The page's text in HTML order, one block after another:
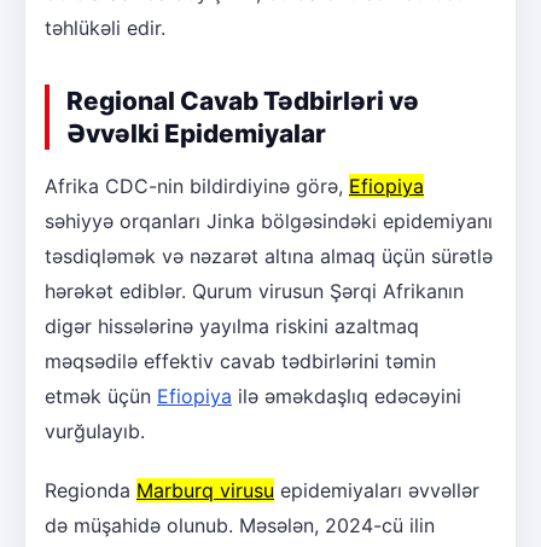
təhlükəli edir.
Regional Cavab Tədbirləri və
Əvvəlki Epidemiyalar
Afrika CDC-nin bildirdiyinə görə, Efiopiya
səhiyyə orqanları Jinka bölgəsindəki epidemiyanı
təsdiqləmək və nəzarət altına almaq üçün sürətlə
hərəkət ediblər. Qurum virusun Şərqi Afrikanın
digər hissələrinə yayılma riskini azaltmaq
məqsədilə effektiv cavab tədbirlərini təmin
etmək üçün Efiopiya ilə əməkdaşlıq edəcəyini
vurğulayıb.
Regionda Marburq virusu epidemiyaları əvvəllər
də müşahidə olunub. Məsələn, 2024-cü ilin